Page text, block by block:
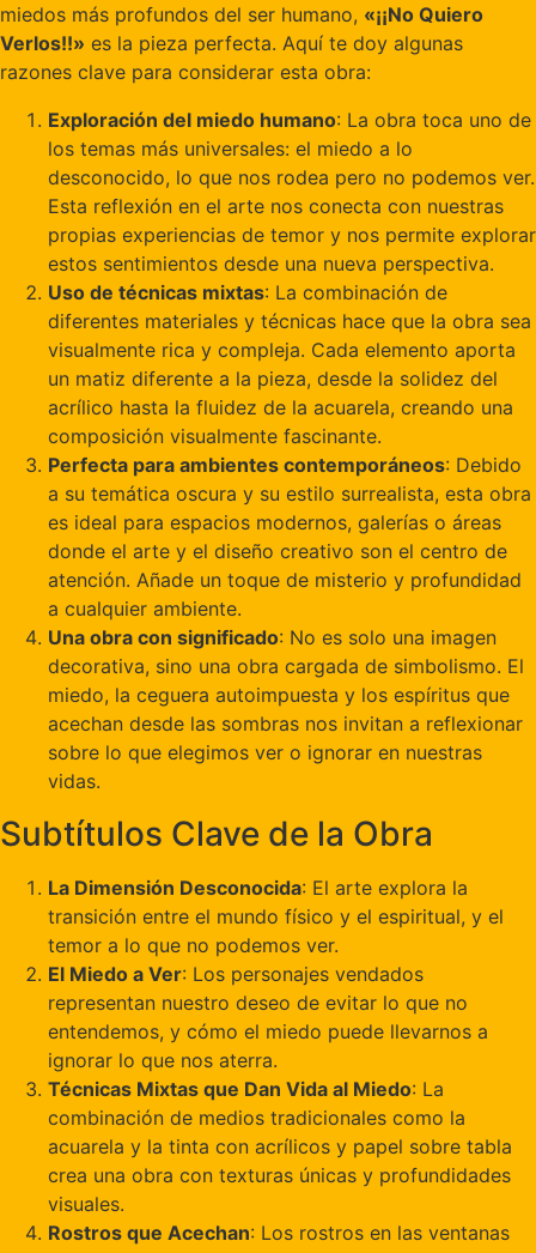
miedos más profundos del ser humano, «¡¡No Quiero
Verlos!!» es la pieza perfecta. Aquí te doy algunas
razones clave para considerar esta obra:
Exploración del miedo humano: La obra toca uno de
los temas más universales: el miedo a lo
desconocido, lo que nos rodea pero no podemos ver.
Esta reflexión en el arte nos conecta con nuestras
propias experiencias de temor y nos permite explorar
estos sentimientos desde una nueva perspectiva.
Uso de técnicas mixtas: La combinación de
diferentes materiales y técnicas hace que la obra sea
visualmente rica y compleja. Cada elemento aporta
un matiz diferente a la pieza, desde la solidez del
acrílico hasta la fluidez de la acuarela, creando una
composición visualmente fascinante.
Perfecta para ambientes contemporáneos: Debido
a su temática oscura y su estilo surrealista, esta obra
es ideal para espacios modernos, galerías o áreas
donde el arte y el diseño creativo son el centro de
atención. Añade un toque de misterio y profundidad
a cualquier ambiente.
Una obra con significado: No es solo una imagen
decorativa, sino una obra cargada de simbolismo. El
miedo, la ceguera autoimpuesta y los espíritus que
acechan desde las sombras nos invitan a reflexionar
sobre lo que elegimos ver o ignorar en nuestras
vidas.
Subtítulos Clave de la Obra
La Dimensión Desconocida: El arte explora la
transición entre el mundo físico y el espiritual, y el
temor a lo que no podemos ver.
El Miedo a Ver: Los personajes vendados
representan nuestro deseo de evitar lo que no
entendemos, y cómo el miedo puede llevarnos a
ignorar lo que nos aterra.
Técnicas Mixtas que Dan Vida al Miedo: La
combinación de medios tradicionales como la
acuarela y la tinta con acrílicos y papel sobre tabla
crea una obra con texturas únicas y profundidades
visuales.
Rostros que Acechan: Los rostros en las ventanas